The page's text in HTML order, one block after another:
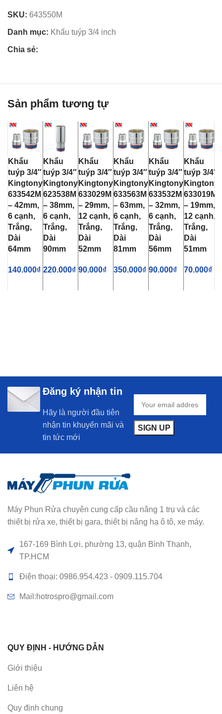
SKU: 643550M
Danh mục: Khẩu tuýp 3/4 inch
Chia sẻ:
Sản phẩm tương tự
Khẩu
tuýp 3/4″
Kingtony
633542M
– 42mm,
6 cạnh,
Trắng,
Dài
64mm
140.000₫
Khẩu
tuýp 3/4″
Kingtony
623538M
– 38mm,
6 cạnh,
Trắng,
Dài
90mm
220.000₫
Khẩu
tuýp 3/4″
Kingtony
633029M
– 29mm,
12 cạnh,
Trắng,
Dài
52mm
90.000₫
Khẩu
tuýp 3/4″
Kingtony
633563M
– 63mm,
6 cạnh,
Trắng,
Dài
81mm
350.000₫
Khẩu
tuýp 3/4″
Kingtony
633532M
– 32mm,
6 cạnh,
Trắng,
Dài
56mm
90.000₫
Khẩu
tuýp 3/4″
Kingtony
633019M
– 19mm,
12 cạnh,
Trắng,
Dài
51mm
70.000₫
Đăng ký nhận tin
Hãy là người đầu tiên
nhận tin khuyến mãi và
tin tức mới
Máy Phun Rửa chuyên cung cấp cầu nâng 1 trụ và các
thiết bị rửa xe, thiết bị gara, thiết bị nâng hạ ô tô, xe máy.
167-169 Bình Lợi, phường 13, quận Bình Thạnh,
TP.HCM
Điện thoại: 0986.954.423 - 0909.115.704
Mail:hotrospro@gmail.com
QUY ĐỊNH - HƯỚNG DẪN
Giới thiệu
Liên hệ
Quy định chung